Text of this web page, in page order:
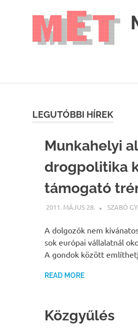
LEGUTÓBBI HÍREK
Munkahelyi
drogpolitika
támogató
2011. MÁJUS 28. SZABÓ
A dolgozók nem
sok európai vállalatnál
A gondok között
READ MORE
Közgyűlés